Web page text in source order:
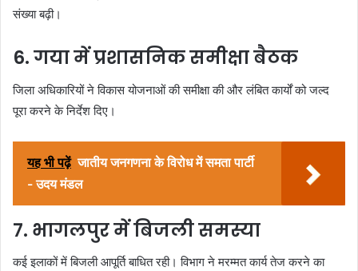
संख्या बढ़ी।
6. गया में प्रशासनिक समीक्षा बैठक
जिला अधिकारियों ने विकास योजनाओं की समीक्षा की और लंबित कार्यों को जल्द
पूरा करने के निर्देश दिए।
यह भी पढ़ें जातीय जनगणना के विरोध में समता पार्टी
- उदय मंडल
7. भागलपुर में बिजली समस्या
कई इलाकों में बिजली आपूर्ति बाधित रही। विभाग ने मरम्मत कार्य तेज करने का